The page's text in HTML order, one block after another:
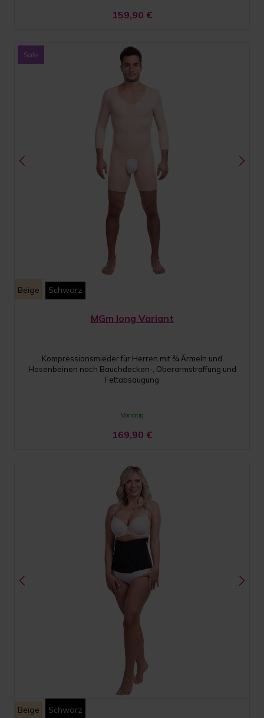
159,90 €
Beige Schwarz
MGm long Variant
Kompressionsmieder für Herren mit ¾ Ärmeln und
Hosenbeinen nach Bauchdecken-, Oberarmstraffung und
Fettabsaugung
Vorrätig
169,90 €
Beige Schwarz